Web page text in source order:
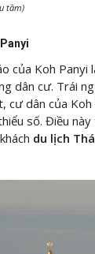
tầm)
của Koh Panyi
dân cư. Trái
cư dân của
số. Điều
du lịch